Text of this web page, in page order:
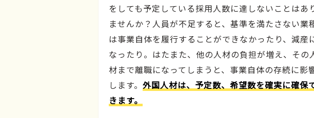
をしても予定している採用人数に達しないことはあ
ませんか？人員が不足すると、基準を満たさない業
は事業自体を履行することができなかったり、減産
なったり。はたまた、他の人材の負担が増え、その
材まで離職になってしまうと、事業自体の存続に影
します。 外国人材は、予定数、希望数を確実に確保
きます。